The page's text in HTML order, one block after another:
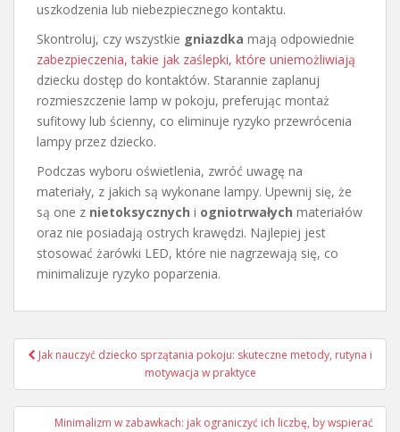
uszkodzenia lub niebezpiecznego kontaktu.
Skontroluj, czy wszystkie gniazdka mają odpowiednie
zabezpieczenia, takie jak zaślepki, które uniemożliwiają
dziecku dostęp do kontaktów. Starannie zaplanuj
rozmieszczenie lamp w pokoju, preferując montaż
sufitowy lub ścienny, co eliminuje ryzyko przewrócenia
lampy przez dziecko.
Podczas wyboru oświetlenia, zwróć uwagę na
materiały, z jakich są wykonane lampy. Upewnij się, że
są one z nietoksycznych i ogniotrwałych materiałów
oraz nie posiadają ostrych krawędzi. Najlepiej jest
stosować żarówki LED, które nie nagrzewają się, co
minimalizuje ryzyko poparzenia.
Nawigacja
Jak nauczyć dziecko sprzątania pokoju: skuteczne metody, rutyna i
motywacja w praktyce
Minimalizm w zabawkach: jak ograniczyć ich liczbę, by wspierać